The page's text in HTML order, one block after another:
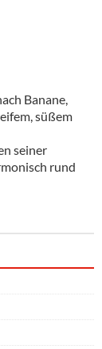
Banane,
süßem
seiner
rund